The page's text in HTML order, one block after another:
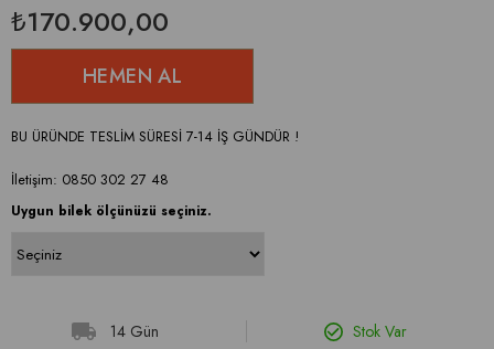
₺170.900,00
BU ÜRÜNDE TESLİM SÜRESİ 7-14 İŞ GÜNDÜR !
İletişim: 0850 302 27 48
Uygun bilek ölçünüzü seçiniz.
14 Gün Stok Var